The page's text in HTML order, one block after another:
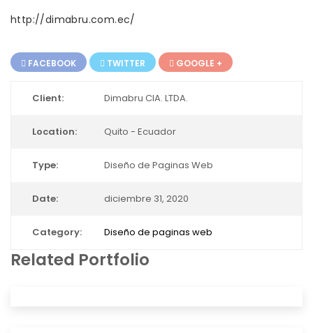
http://dimabru.com.ec/
FACEBOOK TWITTER GOOGLE +
Client: Dimabru CIA. LTDA.
Location: Quito - Ecuador
Type: Diseño de Paginas Web
Date: diciembre 31, 2020
Category: Diseño de paginas web
Related Portfolio